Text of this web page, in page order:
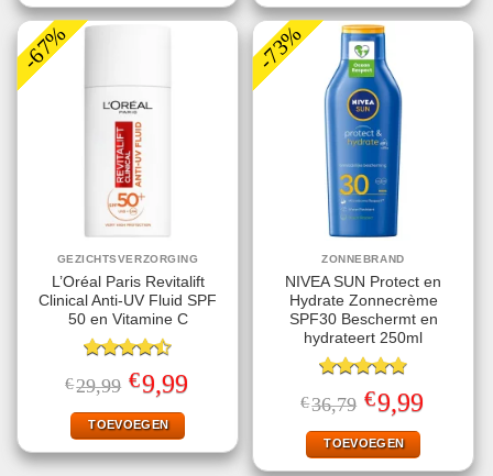
-67%
GEZICHTSVERZORGING
L’Oréal Paris Revitalift
Clinical Anti-UV Fluid SPF
50 en Vitamine C
Gewaardeerd
4.50uit 5
€29,99 Oorspronkelijke
prijs
was:
€29,99.
€9,99Huidige
prijs
TOEVOEGEN
-73%
ZONNEBRAND
NIVEA SUN Protect en
Hydrate Zonnecrème
SPF30 Beschermt en
hydrateert 250ml
Gewaardeerd
4.78uit 5
€36,79 Oorspronkelijke
prijs
was:
€36,79.
€9,99Huidige
prijs
TOEVOEGEN